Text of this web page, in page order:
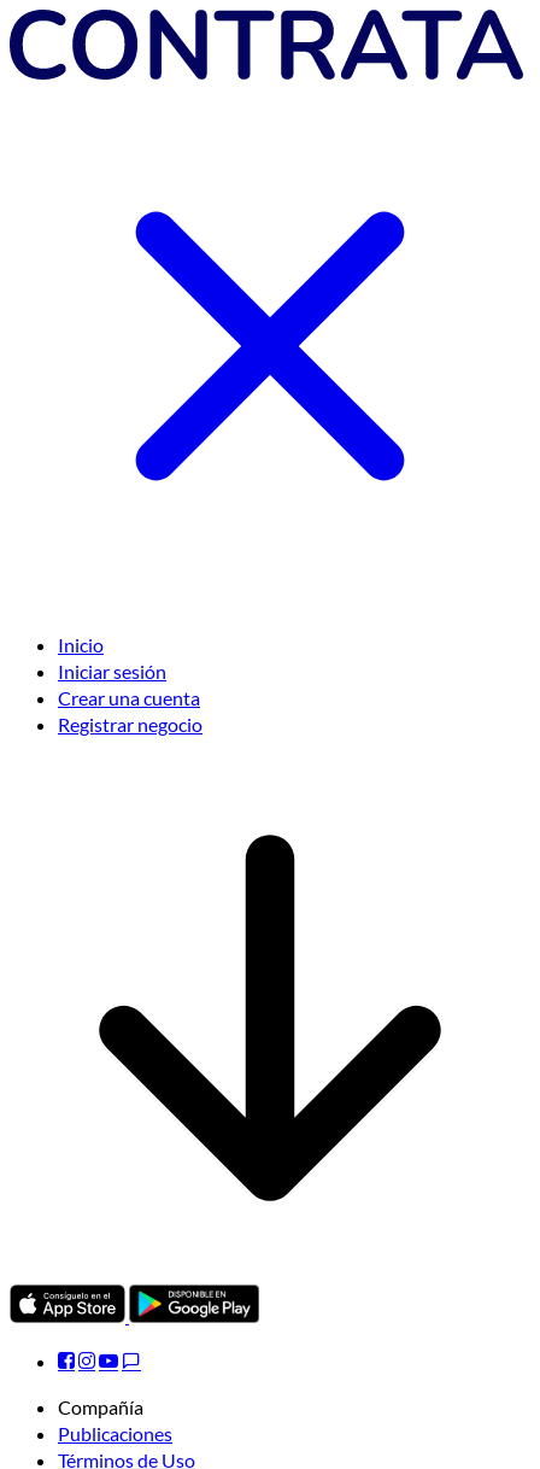
Inicio
Iniciar sesión
Crear una cuenta
Registrar negocio
Compañía
Publicaciones
Términos de Uso